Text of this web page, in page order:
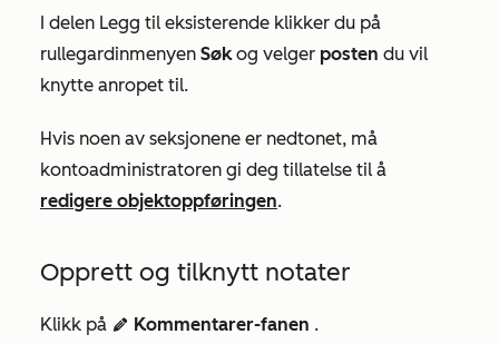
I delen Legg til eksisterende klikker du på
rullegardinmenyen Søkog velger posten du vil
knytte anropet til.
Hvis noen av seksjonene er nedtonet, må
kontoadministratoren gi deg tillatelse til å
redigere objektoppføringen.
Opprett og tilknytt notater
Klikk på edit Kommentarer-fanen .